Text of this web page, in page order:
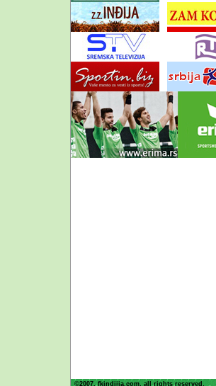
©2007. fkindjija.com, all rights reserved.